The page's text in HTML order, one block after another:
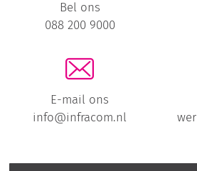
Bel ons
088 200 9000
E-mail ons
info@infracom.nl